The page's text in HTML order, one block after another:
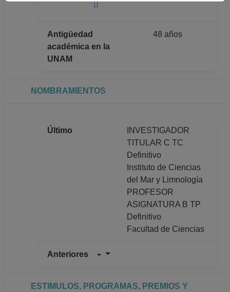
Antigüedad
académica en la
UNAM
48 años
NOMBRAMIENTOS
Último
INVESTIGADOR
TITULAR C TC
Definitivo
Instituto de Ciencias
del Mar y Limnología
PROFESOR
ASIGNATURA B TP
Definitivo
Facultad de Ciencias
Anteriores
ESTIMULOS, PROGRAMAS, PREMIOS Y